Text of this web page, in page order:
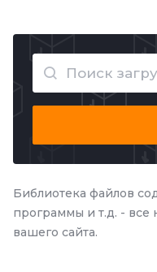
Библиотека файлов
программы и т.д. - все
вашего сайта.